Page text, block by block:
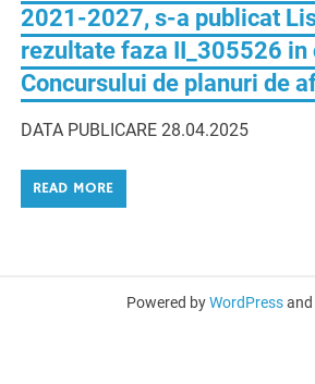
2021-2027, s-a publicat
rezultate faza II_305526 in
Concursului de planuri de
DATA PUBLICARE 28.04.2025
READ MORE
Powered byWordPressand